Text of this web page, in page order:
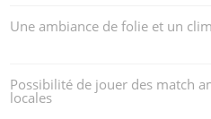
Une ambiance de folie et un
Possibilité de jouer des match
locales